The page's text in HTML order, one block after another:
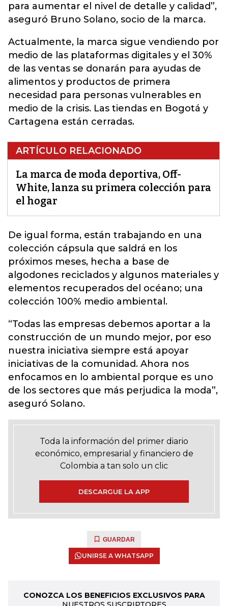
para aumentar el nivel de detalle y calidad”,
aseguró Bruno Solano, socio de la marca.
Actualmente, la marca sigue vendiendo por
medio de las plataformas digitales y el 30%
de las ventas se donarán para ayudas de
alimentos y productos de primera
necesidad para personas vulnerables en
medio de la crisis. Las tiendas en Bogotá y
Cartagena están cerradas.
ARTÍCULO RELACIONADO
La marca de moda deportiva, Off-
White, lanza su primera colección para
el hogar
De igual forma, están trabajando en una
colección cápsula que saldrá en los
próximos meses, hecha a base de
algodones reciclados y algunos materiales y
elementos recuperados del océano; una
colección 100% medio ambiental.
“Todas las empresas debemos aportar a la
construcción de un mundo mejor, por eso
nuestra iniciativa siempre está apoyar
iniciativas de la comunidad. Ahora nos
enfocamos en lo ambiental porque es uno
de los sectores que más perjudica la moda”,
aseguró Solano.
Toda la información del primer diario
económico, empresarial y financiero de
Colombia a tan solo un clic
DESCARGUE LA APP
GUARDAR
UNIRSE A WHATSAPP
CONOZCA LOS BENEFICIOS EXCLUSIVOS PARA